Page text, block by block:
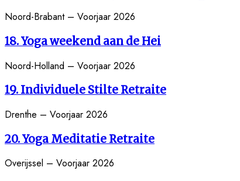
Noord-Brabant – Voorjaar 2026
18. Yoga weekend aan de Hei
Noord-Holland – Voorjaar 2026
19. Individuele Stilte Retraite
Drenthe – Voorjaar 2026
20. Yoga Meditatie Retraite
Overijssel – Voorjaar 2026